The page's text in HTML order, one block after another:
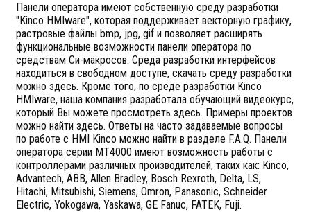
Панели оператора имеют собственную среду разработки
"Kinco HMIware", которая поддерживает векторную графику,
растровые файлы bmp, jpg, gif и позволяет расширять
функциональные возможности панели оператора по
средствам Си-макросов. Среда разработки интерфейсов
находиться в свободном доступе, скачать среду разработки
можно здесь. Кроме того, по среде разработки Kinco
HMIware, наша компания разработала обучающий видеокурс,
который Вы можете просмотреть здесь. Примеры проектов
можно найти здесь. Ответы на часто задаваемые вопросы
по работе с HMI Kinco можно найти в разделе F.A.Q. Панели
оператора серии MT4000 имеют возможность работы с
контроллерами различных производителей, таких как: Kinco,
Advantech, ABB, Allen Bradley, Bosch Rexroth, Delta, LS,
Hitachi, Mitsubishi, Siemens, Omron, Panasonic, Schneider
Electric, Yokogawa, Yaskawa, GE Fanuc, FATEK, Fuji.